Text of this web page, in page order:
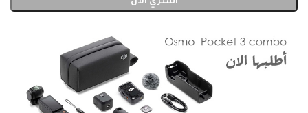
اشتري الآن